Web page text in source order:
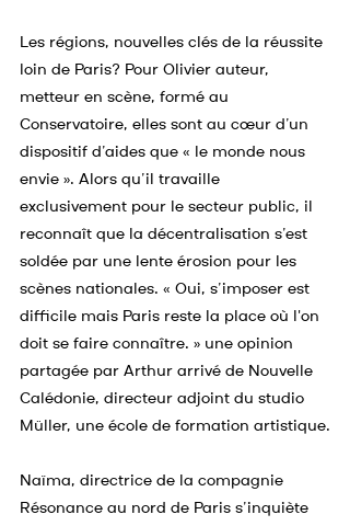
Les régions, nouvelles clés de la réussite
loin de Paris? Pour Olivier auteur,
metteur en scène, formé au
Conservatoire, elles sont au cœur d’un
dispositif d’aides que « le monde nous
envie ». Alors qu’il travaille
exclusivement pour le secteur public, il
reconnaît que la décentralisation s’est
soldée par une lente érosion pour les
scènes nationales. « Oui, s’imposer est
difficile mais Paris reste la place où l'on
doit se faire connaître. » une opinion
partagée par Arthur arrivé de Nouvelle
Calédonie, directeur adjoint du studio
Müller, une école de formation artistique.
Naïma, directrice de la compagnie
Résonance au nord de Paris s’inquiète